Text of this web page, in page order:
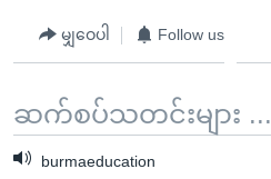
မျှဝေပါ Follow us
ဆက်စပ်သတင်းများ ...
burmaeducation